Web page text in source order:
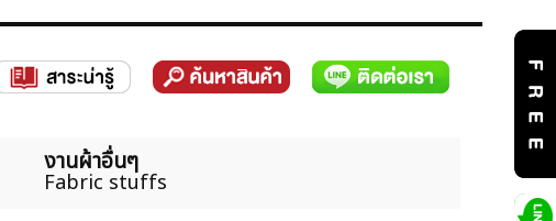
งานผ้าอื่นๆ
Fabric stuffs